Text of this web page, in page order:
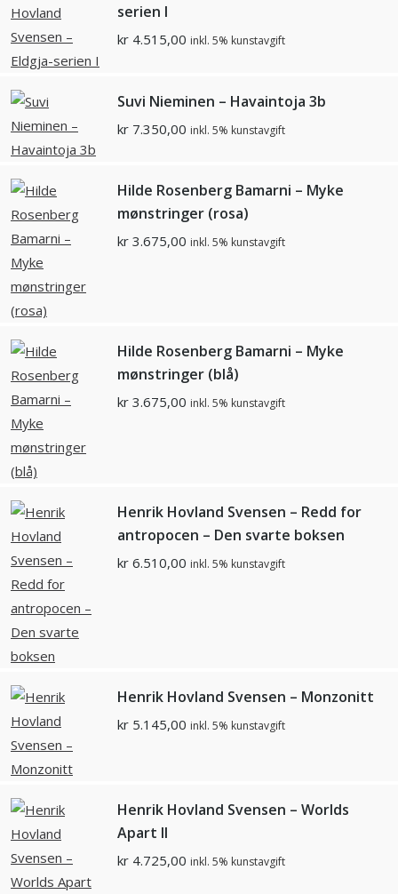
serien I
kr 4.515,00 inkl. 5% kunstavgift
Suvi Nieminen – Havaintoja 3b
kr 7.350,00 inkl. 5% kunstavgift
Hilde Rosenberg Bamarni – Myke
mønstringer (rosa)
kr 3.675,00 inkl. 5% kunstavgift
Hilde Rosenberg Bamarni – Myke
mønstringer (blå)
kr 3.675,00 inkl. 5% kunstavgift
Henrik Hovland Svensen – Redd for
antropocen – Den svarte boksen
kr 6.510,00 inkl. 5% kunstavgift
Henrik Hovland Svensen – Monzonitt
kr 5.145,00 inkl. 5% kunstavgift
Henrik Hovland Svensen – Worlds
Apart II
kr 4.725,00 inkl. 5% kunstavgift